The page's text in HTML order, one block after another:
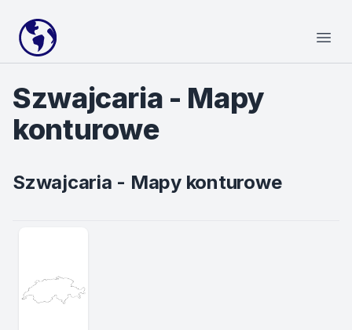
Your Company
Szwajcaria - Mapy
konturowe
Szwajcaria - Mapy konturowe